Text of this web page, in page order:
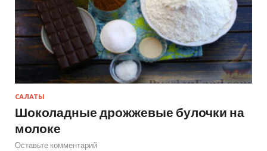
САЛАТЫ
Шоколадные дрожжевые булочки на
молоке
Оставьте комментарий